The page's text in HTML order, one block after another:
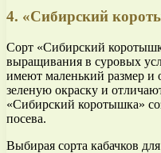
4. «Сибирский
Сорт «Сибирский
выращивания в суровых
имеют маленький размер
зеленую окраску и
«Сибирский коротышка»
посева.
Выбирая сорта кабачков